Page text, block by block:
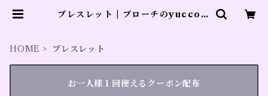
ブレスレット | ブローチのyucco b
HOME ブレスレット
お一人様１回使えるクーポン配布